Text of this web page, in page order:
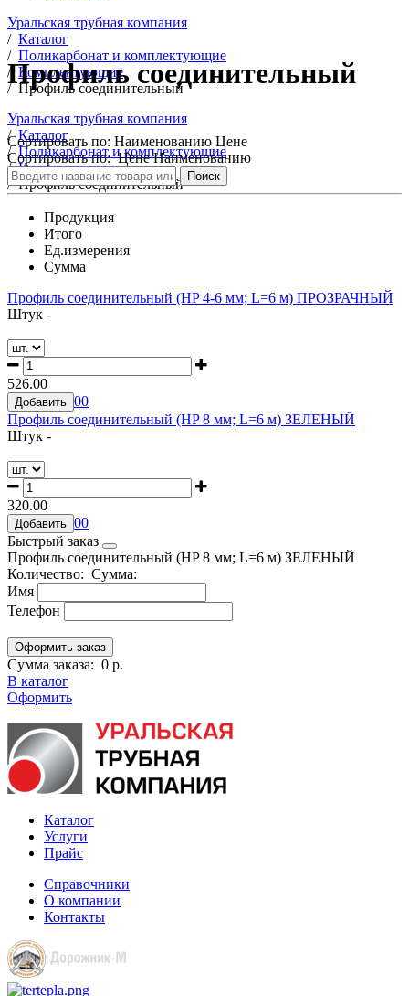
Уральская трубная компания
/ Каталог
/ Поликарбонат и комплектующие
/ Комплектующие
/ Профиль соединительный
Профиль соединительный
Уральская трубная компания
/ Каталог
/ Поликарбонат и комплектующие
/ Комплектующие
/ Профиль соединительный
Сортировать по: Наименованию Цене
Сортировать по: Цене Наименованию
Поиск
Продукция
Итого
Ед.измерения
Сумма
Профиль соединительный (HP 4-6 мм; L=6 м) ПРОЗРАЧНЫЙ
Штук -
526.00
Добавить 00
Профиль соединительный (HP 8 мм; L=6 м) ЗЕЛЕНЫЙ
Штук -
320.00
Добавить 00
Быстрый заказ
Профиль соединительный (HP 8 мм; L=6 м) ЗЕЛЕНЫЙ
Количество: Сумма:
Имя
Телефон
Сумма заказа: 0 р.
В каталог
Оформить
Каталог
Услуги
Прайс
Справочники
О компании
Контакты